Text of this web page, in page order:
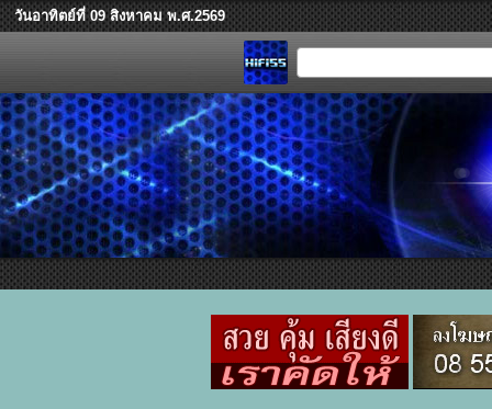
วันอาทิตย์ที่ 09 สิงหาคม พ.ศ.2569